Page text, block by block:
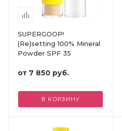
SUPERGOOP!
(Re)setting 100% Mineral
Powder SPF 35
от 7 850 руб.
В КОРЗИНУ